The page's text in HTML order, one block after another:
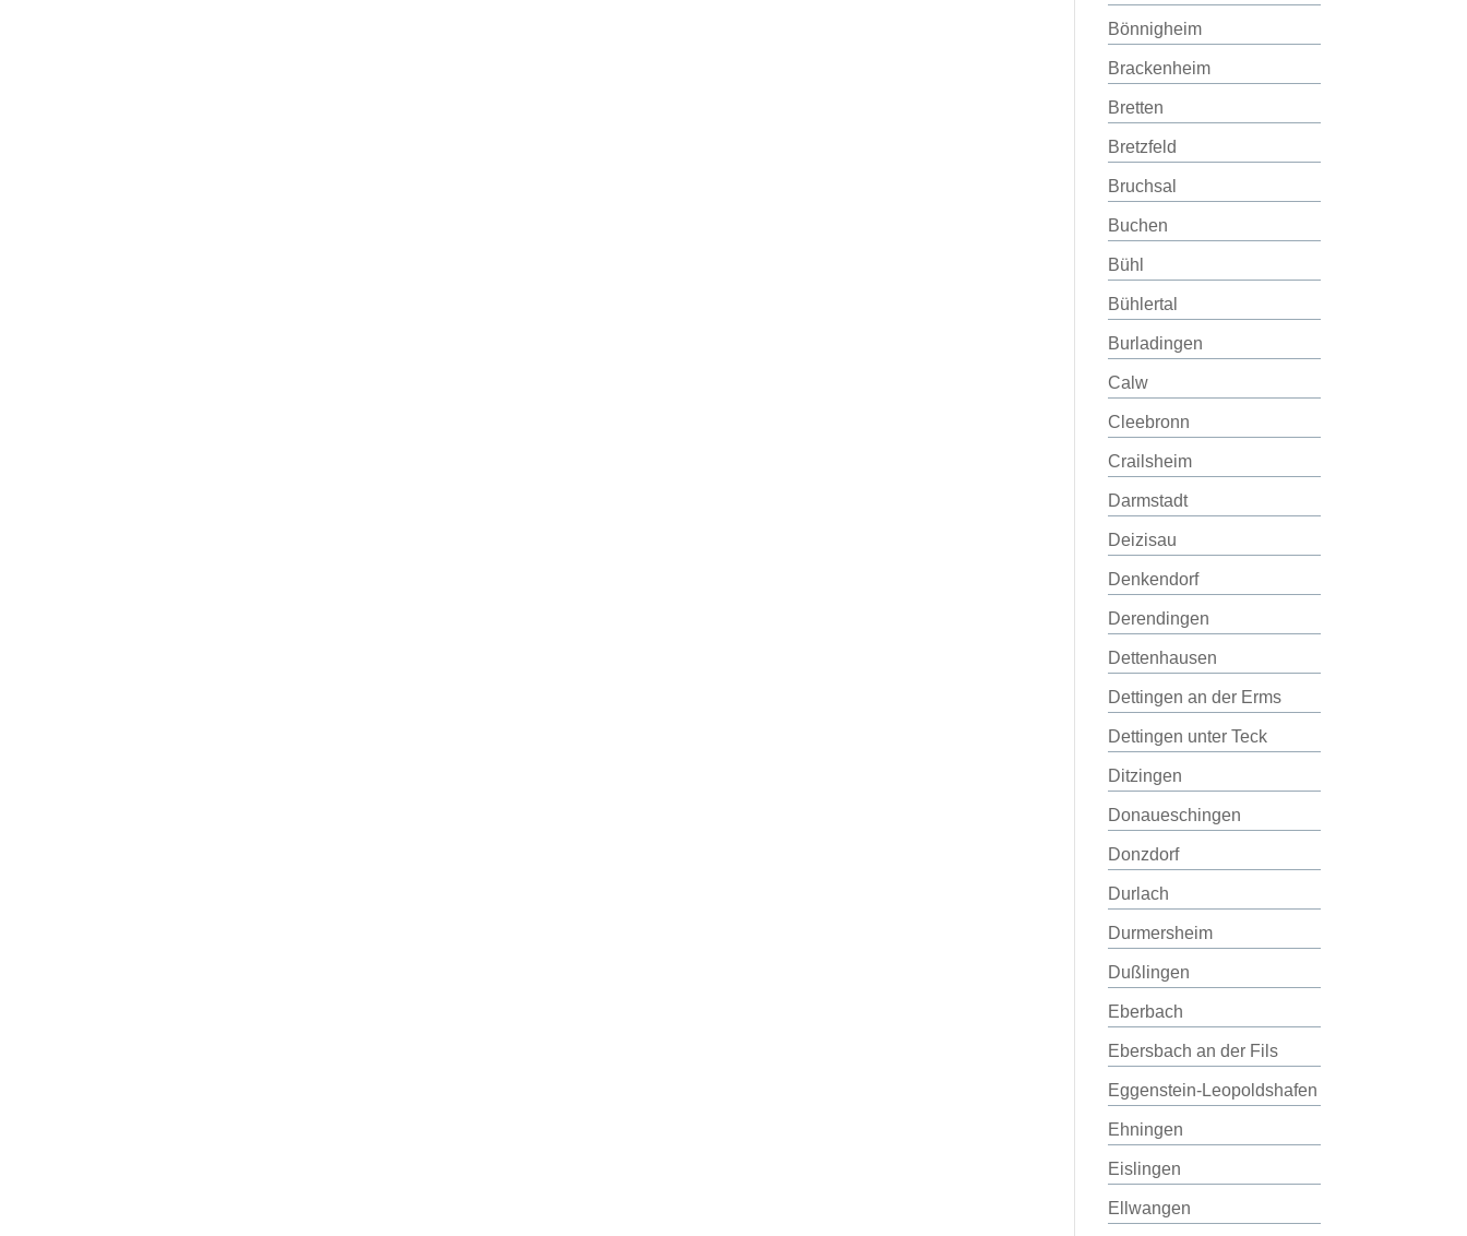
Bönnigheim
Brackenheim
Bretten
Bretzfeld
Bruchsal
Buchen
Bühl
Bühlertal
Burladingen
Calw
Cleebronn
Crailsheim
Darmstadt
Deizisau
Denkendorf
Derendingen
Dettenhausen
Dettingen an der Erms
Dettingen unter Teck
Ditzingen
Donaueschingen
Donzdorf
Durlach
Durmersheim
Dußlingen
Eberbach
Ebersbach an der Fils
Eggenstein-Leopoldshafen
Ehningen
Eislingen
Ellwangen